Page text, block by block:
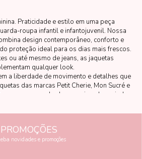
Praticidade e estilo em uma peça
roupa infantil e infantojuvenil. Nossa
design contemporâneo, conforto e
proteção ideal para os dias mais frescos.
ou até mesmo de jeans, as jaquetas
qualquer look.
a liberdade de movimento e detalhes que
das marcas Petit Cherie, Mon Sucré e
para compor looks casuais e despojados,
novidades e promoções